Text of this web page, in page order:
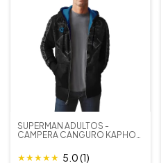
SUPERMAN ADULTOS -
CAMPERA CANGURO KAPHO
★★★★★ 5.0 (1)